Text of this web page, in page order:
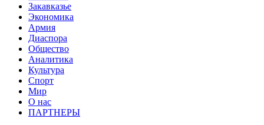
Закавказье
Экономика
Армия
Диаспора
Общество
Аналитика
Культура
Спорт
Мир
О нас
ПАРТНЕРЫ